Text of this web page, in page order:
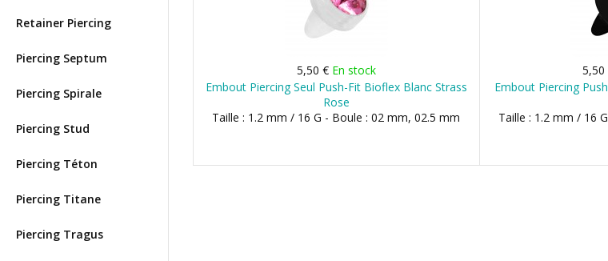
Retainer Piercing
Piercing Septum
Piercing Spirale
Piercing Stud
Piercing Téton
Piercing Titane
Piercing Tragus
5,50 € En stock
Embout Piercing Seul Push-Fit Bioflex Blanc Strass
Rose
Taille : 1.2 mm / 16 G - Boule : 02 mm, 02.5 mm
5,50
Embout Piercing
Taille : 1.2 mm / 16